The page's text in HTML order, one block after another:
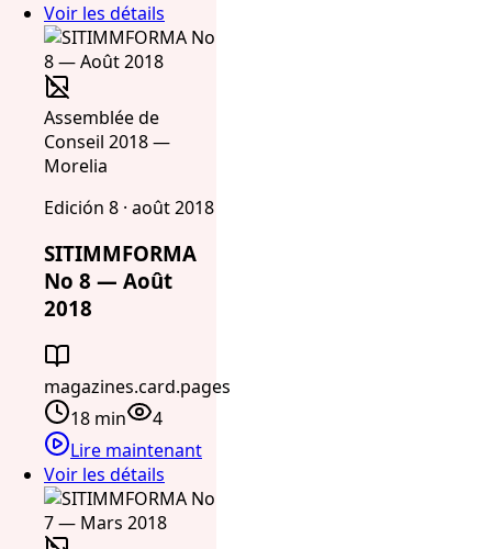
Voir les détails
Assemblée de
Conseil 2018 —
Morelia
Edición 8 · août 2018
SITIMMFORMA
No 8 — Août
2018
magazines.card.pages
18 min
4
Lire maintenant
Voir les détails